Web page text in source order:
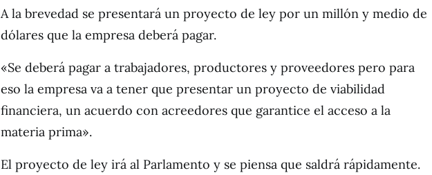
A la brevedad se presentará un proyecto de ley por un millón y medio de
dólares que la empresa deberá pagar.
«Se deberá pagar a trabajadores, productores y proveedores pero para
eso la empresa va a tener que presentar un proyecto de viabilidad
financiera, un acuerdo con acreedores que garantice el acceso a la
materia prima».
El proyecto de ley irá al Parlamento y se piensa que saldrá rápidamente.